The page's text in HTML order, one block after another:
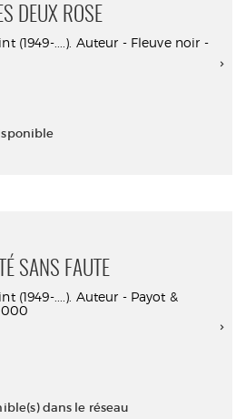
DEUX ROSE
(1949-....). Auteur - Fleuve noir -
SANS FAUTE
(1949-....). Auteur - Payot &
dans le réseau